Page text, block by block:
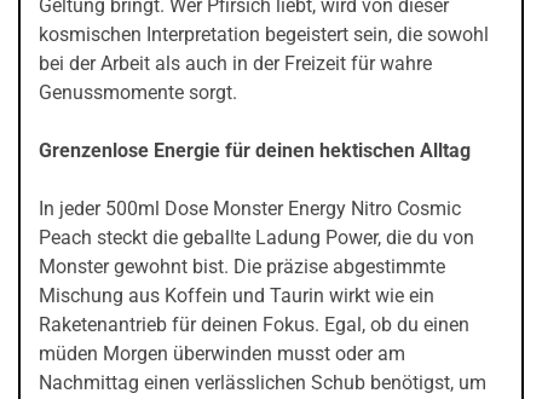
Geltung bringt. Wer Pfirsich liebt, wird von dieser
kosmischen Interpretation begeistert sein, die sowohl
bei der Arbeit als auch in der Freizeit für wahre
Genussmomente sorgt.
Grenzenlose Energie für deinen hektischen Alltag
In jeder 500ml Dose Monster Energy Nitro Cosmic
Peach steckt die geballte Ladung Power, die du von
Monster gewohnt bist. Die präzise abgestimmte
Mischung aus Koffein und Taurin wirkt wie ein
Raketenantrieb für deinen Fokus. Egal, ob du einen
müden Morgen überwinden musst oder am
Nachmittag einen verlässlichen Schub benötigst, um